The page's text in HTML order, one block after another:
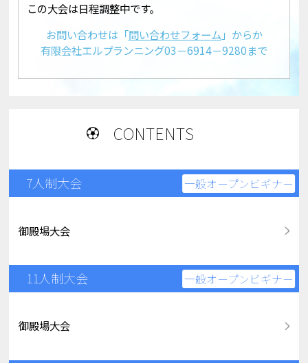
この大会は日程調整中です。
お問い合わせは「問い合わせフォーム」からか
有限会社エルプランニング03－6914－9280まで
CONTENTS
7人制大会 一般オープンビギナー
御殿場大会
11人制大会 一般オープンビギナー
御殿場大会